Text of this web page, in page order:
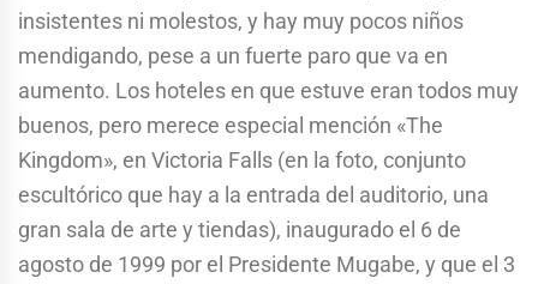
insistentes ni molestos, y hay muy pocos niños
mendigando, pese a un fuerte paro que va en
aumento. Los hoteles en que estuve eran todos muy
buenos, pero merece especial mención «The
Kingdom», en Victoria Falls (en la foto, conjunto
escultórico que hay a la entrada del auditorio, una
gran sala de arte y tiendas), inaugurado el 6 de
agosto de 1999 por el Presidente Mugabe, y que el 3